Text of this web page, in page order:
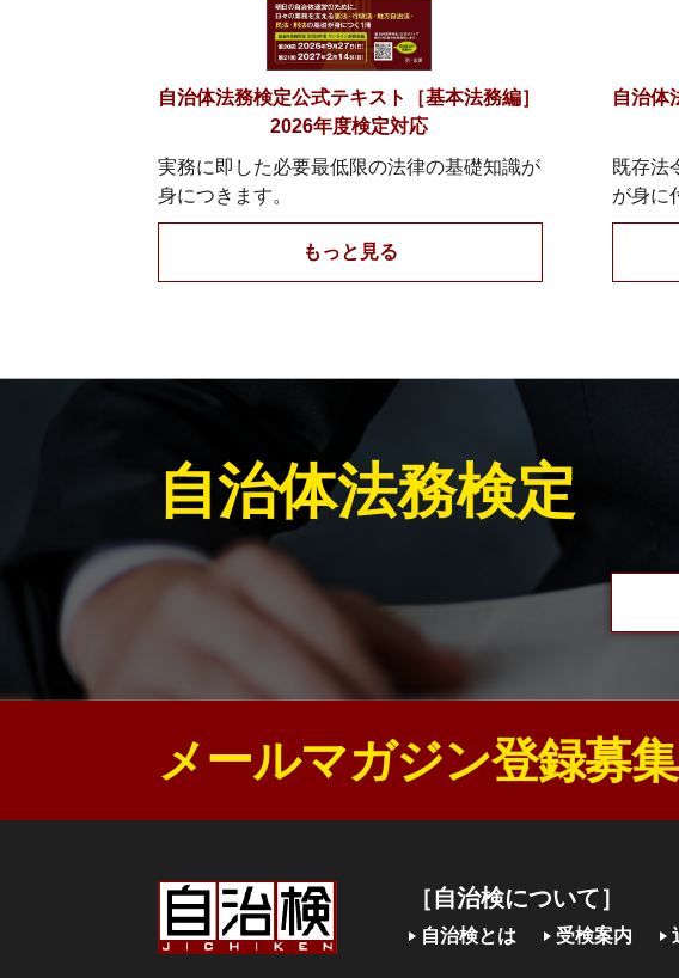
自治体法務検定公式テキスト［基本法務編］
2026年度検定対応
実務に即した必要最低限の法律の基礎知識が
身につきます。
もっと見る
自治体
既存法
が身に
自治体法務検定
メールマガジン登録募集
［自治検について］
自治検とは 受検案内